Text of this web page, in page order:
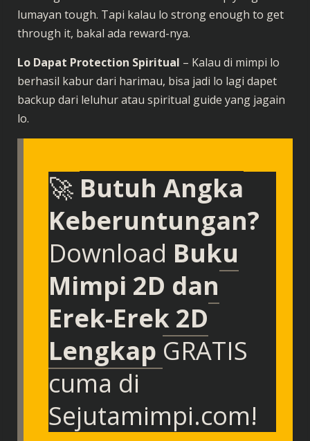
lumayan tough. Tapi kalau lo strong enough to get
through it, bakal ada reward-nya.
Lo Dapat Protection Spiritual – Kalau di mimpi lo
berhasil kabur dari harimau, bisa jadi lo lagi dapet
backup dari leluhur atau spiritual guide yang jagain
lo.
🚀 Butuh Angka
Keberuntungan?
Download Buku
Mimpi 2D dan
Erek-Erek 2D
Lengkap GRATIS
cuma di
Sejutamimpi.com!